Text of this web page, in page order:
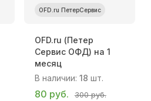
OFD.ru ПетерСервис
OFD.ru (Петер
Сервис ОФД) на 1
месяц
В наличии: 18 шт.
80 руб. 300 руб.